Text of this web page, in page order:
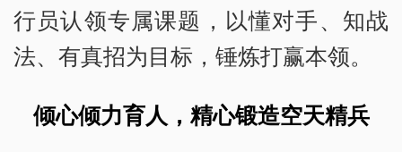
行员认领专属课题，以懂对手、知战
法、有真招为目标，锤炼打赢本领。
倾心倾力育人，精心锻造空天精兵